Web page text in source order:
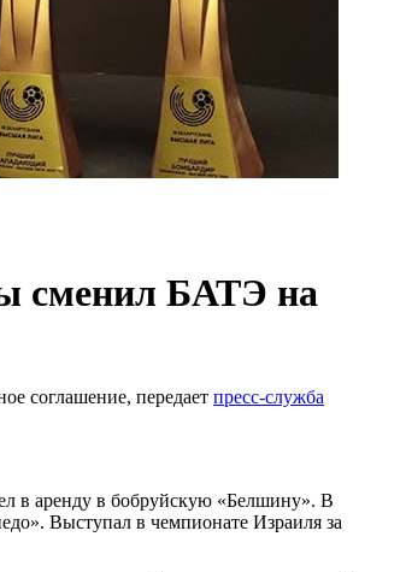
сменил БАТЭ на
соглашение, передает пресс-служба
в аренду в бобруйскую «Белшину». В
Выступал в чемпионате Израиля за